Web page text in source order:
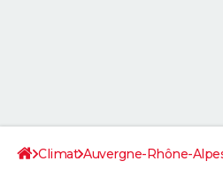
Climat Auvergne-Rhône-